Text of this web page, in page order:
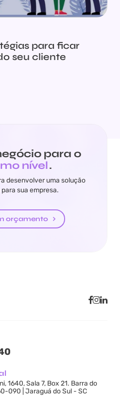
para ficar
seu cliente
para o
nível.
desenvolver uma solução
sua empresa.
orçamento
1640, Sala 7, Box 21. Barra do
090 | Jaraguá do Sul - SC